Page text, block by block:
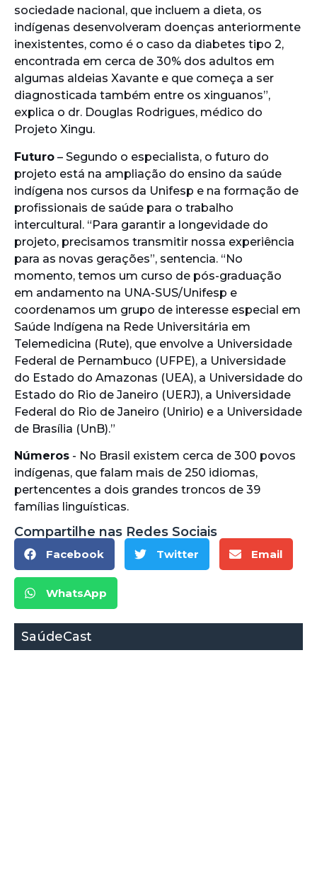
sociedade nacional, que incluem a dieta, os
indígenas desenvolveram doenças anteriormente
inexistentes, como é o caso da diabetes tipo 2,
encontrada em cerca de 30% dos adultos em
algumas aldeias Xavante e que começa a ser
diagnosticada também entre os xinguanos”,
explica o dr. Douglas Rodrigues, médico do
Projeto Xingu.
Futuro – Segundo o especialista, o futuro do
projeto está na ampliação do ensino da saúde
indígena nos cursos da Unifesp e na formação de
profissionais de saúde para o trabalho
intercultural. “Para garantir a longevidade do
projeto, precisamos transmitir nossa experiência
para as novas gerações”, sentencia. “No
momento, temos um curso de pós-graduação
em andamento na UNA-SUS/Unifesp e
coordenamos um grupo de interesse especial em
Saúde Indígena na Rede Universitária em
Telemedicina (Rute), que envolve a Universidade
Federal de Pernambuco (UFPE), a Universidade
do Estado do Amazonas (UEA), a Universidade do
Estado do Rio de Janeiro (UERJ), a Universidade
Federal do Rio de Janeiro (Unirio) e a Universidade
de Brasília (UnB).”
Números - No Brasil existem cerca de 300 povos
indígenas, que falam mais de 250 idiomas,
pertencentes a dois grandes troncos de 39
famílias linguísticas.
Compartilhe nas Redes Sociais
Facebook Twitter Email
WhatsApp
SaúdeCast